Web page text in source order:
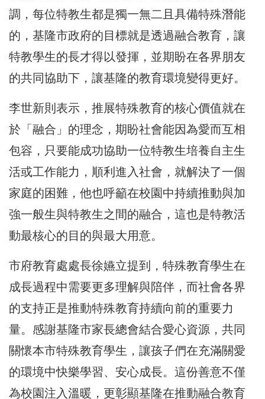
調，每位特教生都是獨一無二且具備特殊潛能
的，基隆市政府的目標就是透過融合教育，讓
特教學生的長才得以發揮，並期盼在各界朋友
的共同協助下，讓基隆的教育環境變得更好。
李世新則表示，推展特殊教育的核心價值就在
於「融合」的理念，期盼社會能因為愛而互相
包容，只要能成功協助一位特教生培養自主生
活或工作能力，順利進入社會，就解決了一個
家庭的困難，他也呼籲在校園中持續推動與加
強一般生與特教生之間的融合，這也是特教活
動最核心的目的與最大用意。
市府教育處處長徐嬿立提到，特殊教育學生在
成長過程中需要更多理解與陪伴，而社會各界
的支持正是推動特殊教育持續向前的重要力
量。感謝基隆市家長總會結合愛心資源，共同
關懷本市特殊教育學生，讓孩子們在充滿關愛
的環境中快樂學習、安心成長。這份善意不僅
為校園注入溫暖，更彰顯基隆在推動融合教育